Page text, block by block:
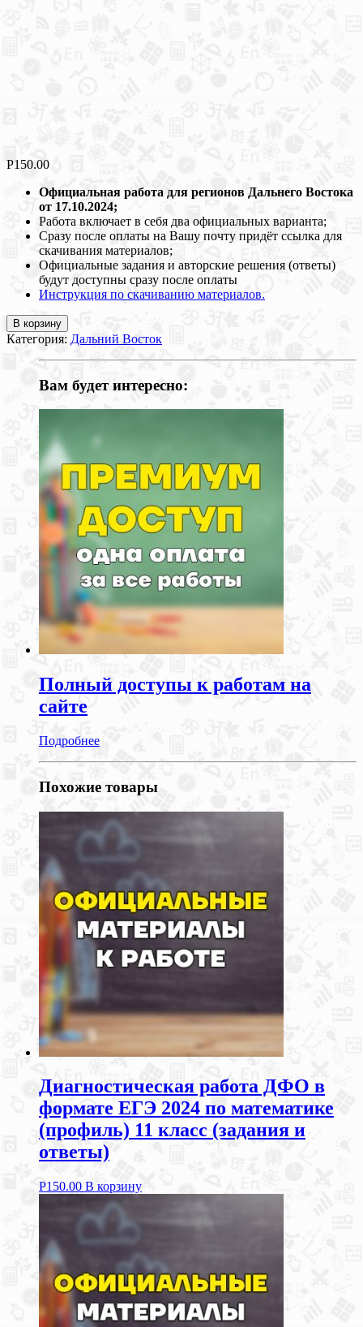
Р150.00
Официальная работа для регионов Дальнего Востока
от 17.10.2024;
Работа включает в себя два официальных варианта;
Сразу после оплаты на Вашу почту придёт ссылка для
скачивания материалов;
Официальные задания и авторские решения (ответы)
будут доступны сразу после оплаты
Инструкция по скачиванию материалов.
В корзину
Категория: Дальний Восток
Вам будет интересно:
Полный доступы к работам на
сайте
Подробнее
Похожие товары
Диагностическая работа ДФО в
формате ЕГЭ 2024 по математике
(профиль) 11 класс (задания и
ответы)
Р150.00 В корзину